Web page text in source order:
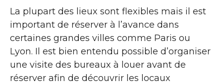
La plupart des lieux sont flexibles mais il est
important de réserver à l’avance dans
certaines grandes villes comme Paris ou
Lyon. Il est bien entendu possible d’organiser
une visite des bureaux à louer avant de
réserver afin de découvrir les locaux